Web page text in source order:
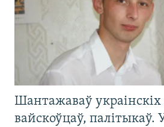
Шантажаваў украінскіх
вайскоўцаў, палітыкаў.